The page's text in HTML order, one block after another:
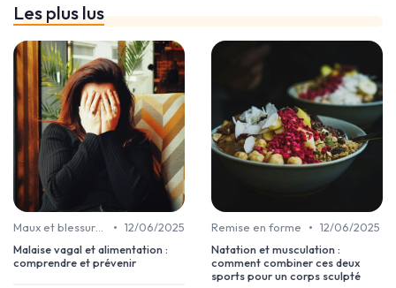
Les plus lus
Maux et blessures • 12/06/2025
Malaise vagal et alimentation :
comprendre et prévenir
Remise en forme • 12/06/2025
Natation et musculation :
comment combiner ces deux
sports pour un corps sculpté